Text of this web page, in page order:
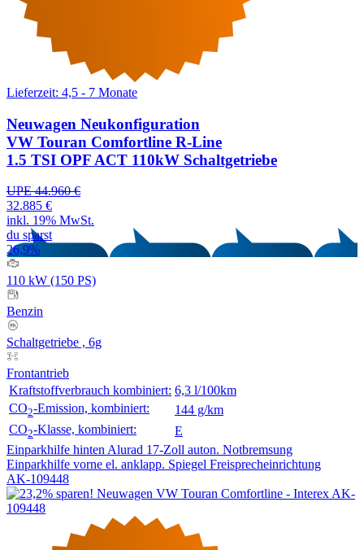
Lieferzeit: 4,5 - 7 Monate
Neuwagen Neukonfiguration
VW Touran Comfortline R-Line
1.5 TSI OPF ACT 110kW Schaltgetriebe
UPE 44.960 €
32.885 €
inkl. 19% MwSt.
du sparst
26,9%
110 kW (150 PS)
Benzin
Schaltgetriebe , 6g
Frontantrieb
Kraftstoffverbrauch kombiniert: 6,3 l/100km
CO2-Emission, kombiniert:
144 g/km
CO2-Klasse, kombiniert:
E
Einparkhilfe hintenAlurad 17-Zoll auton. Notbremsung
Einparkhilfe vorne el. anklapp. Spiegel Freisprecheinrichtung
AK-109448